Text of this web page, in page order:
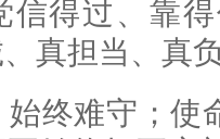
信得过、靠
真担当、真
始终难守；使